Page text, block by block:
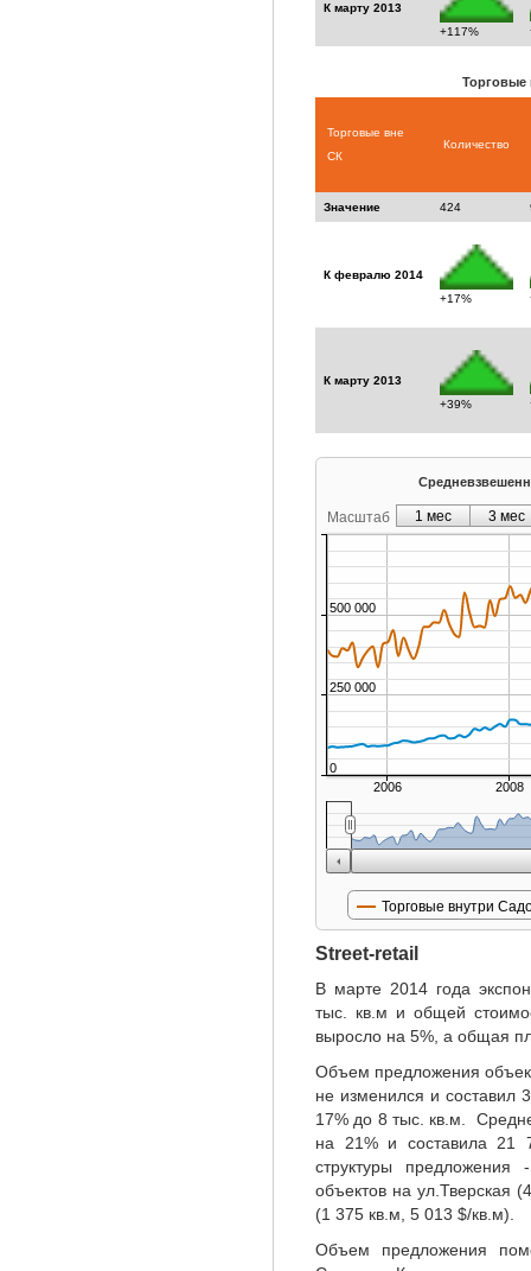
К марту 2013
+117%
Торговые
Торговые вне
СК
Количество
Значение 424
К февралю 2014
+17%
К марту 2013
+39%
Масштаб
Торговые внутри
2006 2008
0
500 000
250 000
1 мес 3 мес
Street-retail
В марте 2014 года
тыс. кв.м и общей
выросло на 5%, а общая
Объем предложения
не изменился и составил
17% до 8 тыс. кв.м.
на 21% и составила 21
структуры
объектов на ул.Тверская
(1 375 кв.м, 5 013 $/кв.м).
Объем предложения